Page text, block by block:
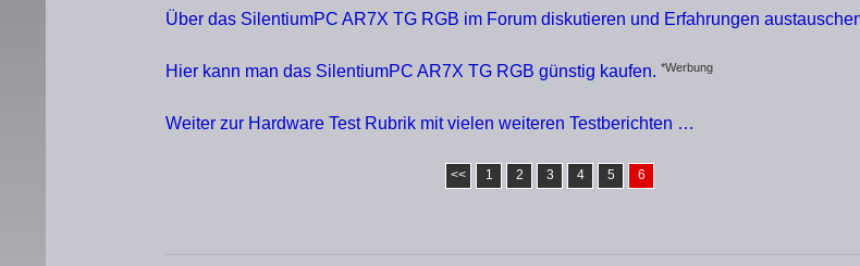
Über das SilentiumPC AR7X TG RGB im Forum diskutieren und Erfahrungen
Hier kann man das SilentiumPC AR7X TG RGB günstig kaufen. *Werbung
Weiter zur Hardware Test Rubrik mit vielen weiteren Testberichten …
<< 1 2 3 4 5 6